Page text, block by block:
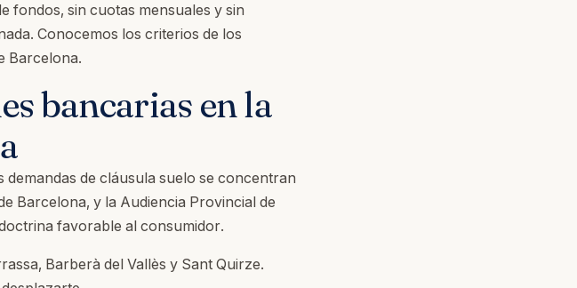
fondos, sin cuotas mensuales y sin
Conocemos los criterios de los
Barcelona.
bancarias en la
de cláusula suelo se concentran
Barcelona, y la Audiencia Provincial de
favorable al consumidor.
Barberà del Vallès y Sant Quirze.